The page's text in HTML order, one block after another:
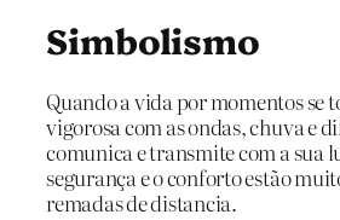
Simbolismo
Quando a vida por momentos se
vigorosa com as ondas, chuva e
comunica e transmite com a sua
segurança e o conforto estão
remadas de distancia.